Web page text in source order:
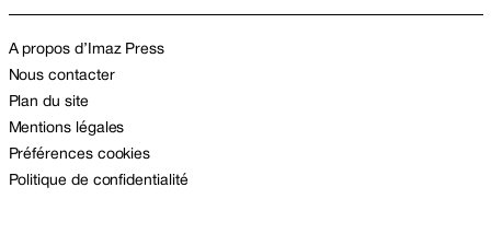
A propos d’Imaz Press
Nous contacter
Plan du site
Mentions légales
Préférences cookies
Politique de confidentialité